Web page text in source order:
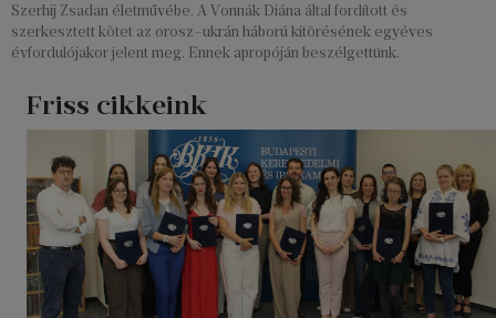
Szerhij Zsadan életművébe. A Vonnák Diána által fordított és
szerkesztett kötet az orosz–ukrán háború kitörésének egyéves
évfordulójakor jelent meg. Ennek apropóján beszélgettünk.
Friss cikkeink